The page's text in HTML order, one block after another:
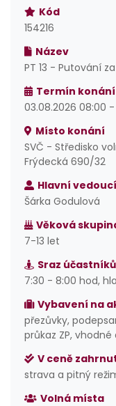
Kód
154216
Název
PT 13 - Putování
Termín konání
03.08.2026 08:00
Místo konání
SVČ - Středisko
Frýdecká 690/32
Hlavní vedoucí
Šárka Godulová
Věková
7-13 let
Sraz účastníků
7:30 - 8:00 hod,
Vybavení na
přezůvky,
průkaz ZP,
V ceně
strava a pitný
Volná místa